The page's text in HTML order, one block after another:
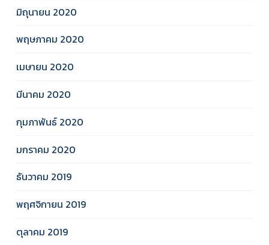
มิถุนายน 2020
พฤษภาคม 2020
เมษายน 2020
มีนาคม 2020
กุมภาพันธ์ 2020
มกราคม 2020
ธันวาคม 2019
พฤศจิกายน 2019
ตุลาคม 2019